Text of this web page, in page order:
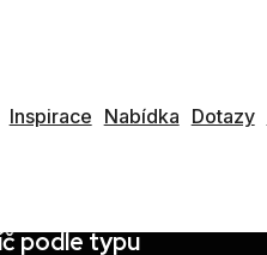
Inspirace Nabídka Dotazy
podle typu